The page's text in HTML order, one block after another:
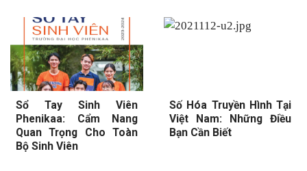
Sổ Tay Sinh Viên
Phenikaa: Cẩm Nang
Quan Trọng Cho Toàn
Bộ Sinh Viên
Số Hóa Truyền Hình Tại
Việt Nam: Những Điều
Bạn Cần Biết